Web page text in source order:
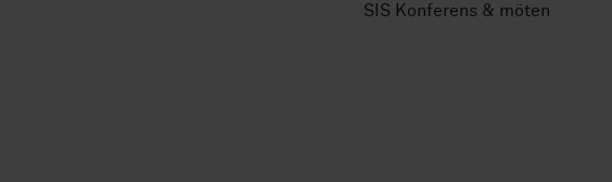
SIS Konferens & möten